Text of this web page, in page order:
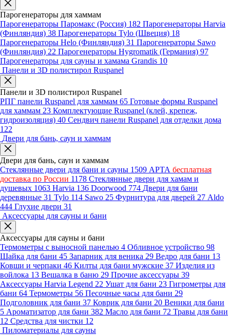
Парогенераторы для хаммам
Парогенераторы Паромакс (Россия) 182 Парогенераторы Harvia
(Финляндия) 38 Парогенераторы Tylo (Швеция) 18
Парогенераторы Helo (Финляндия) 31 Парогенераторы Sawo
(Финляндия) 22 Парогенераторы Hygromatik (Германия) 97
Парогенераторы для сауны и хамама Grandis 10
Панели и 3D полистирол Ruspanel
Панели и 3D полистирол Ruspanel
РПГ панели Ruspanel для хаммам 65 Готовые формы Ruspanel
для хаммам 23 Комплектующие Ruspanel (клей, крепеж,
гидроизоляция) 40 Сендвич панели Ruspanel для отделки дома
122
Двери для бань, саун и хаммам
Двери для бань, саун и хаммам
Стеклянные двери для бани и сауны 1509 АРТА бесплатная
доставка по России 1178 Стеклянные двери для хамам и
душевых 1063 Harvia 136 Doorwood 774 Двери для бани
деревянные 31 Tylo 114 Sawo 25 Фурнитура для дверей 27 Aldo
444 Глухие двери 31
Аксессуары для сауны и бани
Аксессуары для сауны и бани
Термометры с выносной панелью 4 Обливное устройство 98
Шайка для бани 45 Запарник для веника 29 Ведро для бани 13
Ковши и черпаки 46 Килты для бани мужские 37 Изделия из
войлока 13 Вешалка в баню 29 Прочие аксессуары 39
Аксессуары Harvia Legend 22 Ушат для бани 23 Гигрометры для
бани 64 Термометры 56 Песочные часы для бани 29
Подголовник для бани 37 Коврик для бани 20 Веники для бани
5 Ароматизатор для бани 382 Масло для бани 72 Травы для бани
12 Средства для чистки 12
Пиломатериалы для сауны